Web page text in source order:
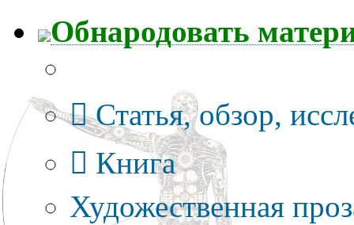
Обнародовать
Статья, обзор,
Книга
Художественная